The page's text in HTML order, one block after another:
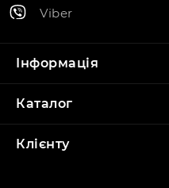
Viber
Інформація
Каталог
Клієнту